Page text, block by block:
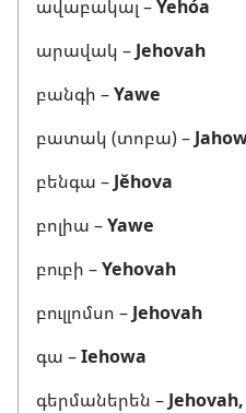
ավաբակալ –Yehóa
արավակ – Jehovah
բանգի –Yawe
բատակ (տոբա) –
բենգա – Jěhova
բոլիա –Yawe
բուբի –Yehovah
բուլլոմսո – Jehovah
գա –Iehowa
գերմաներեն –